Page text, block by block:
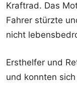
Kraftrad. Das
Fahrer stürzte
nicht
Ersthelfer und
und konnten